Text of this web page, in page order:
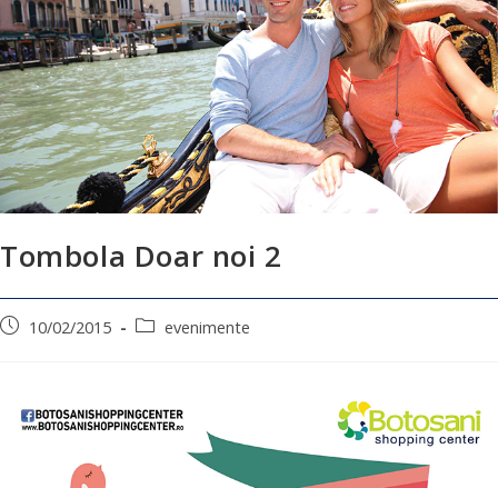
Tombola Doar noi 2
10/02/2015 evenimente